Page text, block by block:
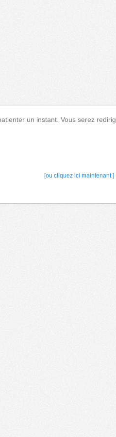
un instant. Vous serez
[ou cliquez ici maintenant.]